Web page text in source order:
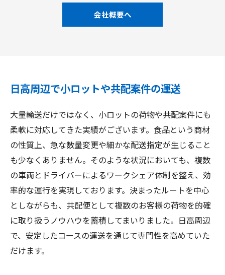
会社概要へ
日高周辺で小ロットや共配案件の運送
大量輸送だけではなく、小ロットの荷物や共配案件にも
柔軟に対応してきた実績がございます。食品という商材
の性質上、急な数量変更や細かな配送指定が生じること
も少なくありません。そのような状況においても、複数
の車両とドライバーによるワークシェア体制を整え、効
率的な運行を実現しております。決まったルートを中心
としながらも、共配便として複数のお客様の荷物を的確
に取り扱うノウハウを蓄積してまいりました。日高周辺
で、安定したコースの運送を通じて専門性を高めていた
だけます。